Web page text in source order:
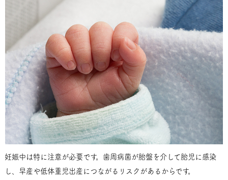
妊娠中は特に注意が必要です。歯周病菌が胎盤を介して胎児に感染
し、早産や低体重児出産につながるリスクがあるからです。